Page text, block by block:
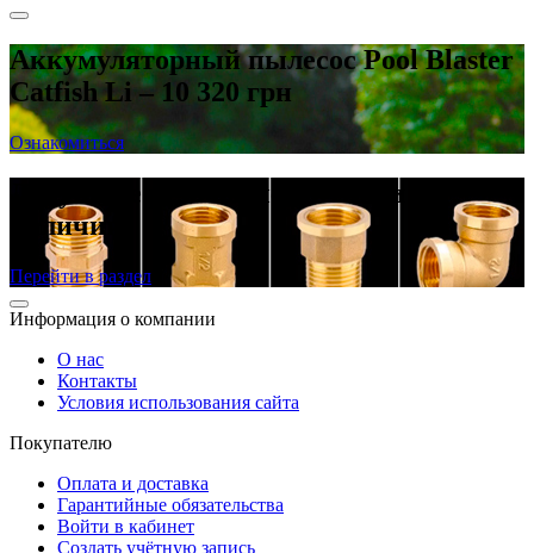
Аккумуляторный пылесос Pool Blaster
Catfish Li – 10 320 грн
Ознакомиться
Латунные резьбовые фитинги в
наличии
Перейти в раздел
Информация о компании
О нас
Контакты
Условия использования сайта
Покупателю
Оплата и доставка
Гарантийные обязательства
Войти в кабинет
Создать учётную запись